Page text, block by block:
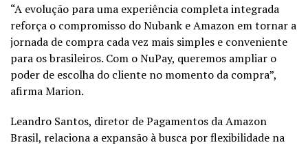
“A evolução para uma experiência completa integrada
reforça o compromisso do Nubank e Amazon em tornar a
jornada de compra cada vez mais simples e conveniente
para os brasileiros. Com o NuPay, queremos ampliar o
poder de escolha do cliente no momento da compra”,
afirma Marion.
Leandro Santos, diretor de Pagamentos da Amazon
Brasil, relaciona a expansão à busca por flexibilidade na